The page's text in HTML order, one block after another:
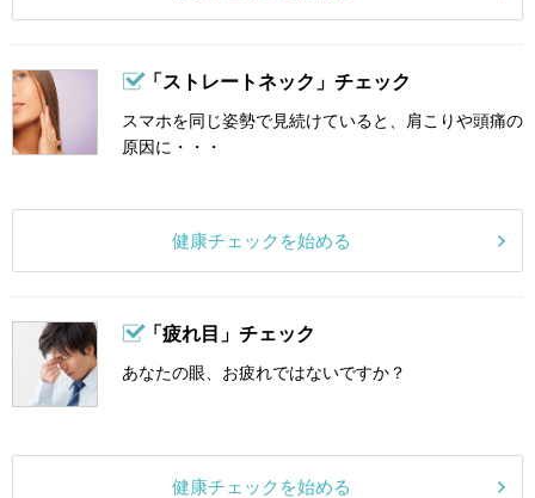
「ストレートネック」チェック
スマホを同じ姿勢で見続けていると、肩こりや頭痛の
原因に・・・
健康チェックを始める
「疲れ目」チェック
あなたの眼、お疲れではないですか？
健康チェックを始める